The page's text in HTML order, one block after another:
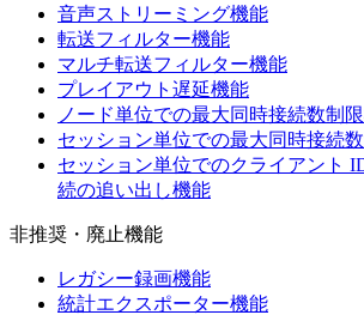
音声ストリーミング機能
転送フィルター機能
マルチ転送フィルター機能
プレイアウト遅延機能
ノード単位での最大同時接続数制
セッション単位での最大同時接続
セッション単位でのクライアント
続の追い出し機能
非推奨・廃止機能
レガシー録画機能
統計エクスポーター機能